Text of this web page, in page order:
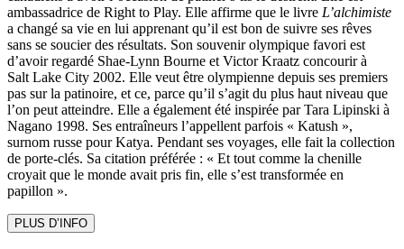
ambassadrice de Right to Play. Elle affirme que le livre L’alchimiste
a changé sa vie en lui apprenant qu’il est bon de suivre ses rêves
sans se soucier des résultats. Son souvenir olympique favori est
d’avoir regardé Shae-Lynn Bourne et Victor Kraatz concourir à
Salt Lake City 2002. Elle veut être olympienne depuis ses premiers
pas sur la patinoire, et ce, parce qu’il s’agit du plus haut niveau que
l’on peut atteindre. Elle a également été inspirée par Tara Lipinski à
Nagano 1998. Ses entraîneurs l’appellent parfois « Katush »,
surnom russe pour Katya. Pendant ses voyages, elle fait la collection
de porte-clés. Sa citation préférée : « Et tout comme la chenille
croyait que le monde avait pris fin, elle s’est transformée en
papillon ».
PLUS D’INFO